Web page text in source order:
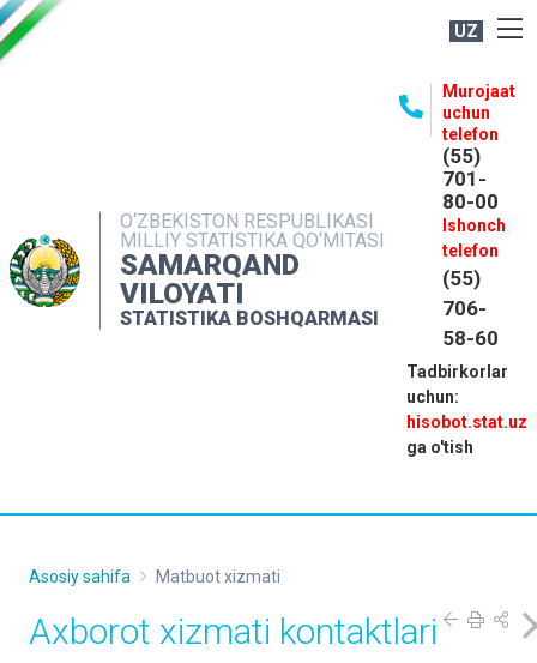
UZ
O‘ZBEKISTON RESPUBLIKASI
MILLIY STATISTIKA QO‘MITASI
SAMARQAND
VILOYATI
STATISTIKA BOSHQARMASI
Murojaat
uchun
telefon
(55)
701-
80-00
Ishonch
telefon
(55)
706-
58-60
Tadbirkorlar
uchun:
hisobot.stat.uz
ga o'tish
MATBUOT XIZMATI
MUROJAATLAR
KONTAKTLAR
Asosiy sahifa Matbuot xizmati
Axborot xizmati kontaktlari